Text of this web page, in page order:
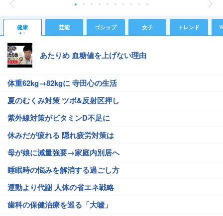
健康 芸能 ゴシップ 女子 トレンド
あたりめ 血糖値を上げない理由
体重62kg→82kgに 寺田心の生活
夏のむくみ対策 ツボ&反射区押し
紫外線対策がビタミンD不足に
休みだが疲れる 隠れ疲労対策は
母が娘に減量強要→家庭内別居へ
睡眠時の悩みを解消する過ごし方
運動より代謝 人体の省エネ戦略
歯科の保健治療を巡る「大嘘」